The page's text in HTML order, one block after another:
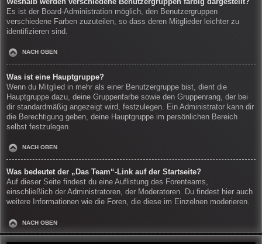
Es ist der Board-Administration möglich, den Benutzergruppen
verschiedene Farben zuzuteilen, so dass deren Mitglieder leichter zu
identifizieren sind.
NACH OBEN
Was ist eine Hauptgruppe?
Wenn du Mitglied in mehr als einer Benutzergruppe bist, dient die
Hauptgruppe dazu, deine Gruppenfarbe sowie den Gruppenrang, der bei
dir standardmäßig angezeigt wird, festzulegen. Ein Administrator kann dir
die Berechtigung geben, deine Hauptgruppe im persönlichen Bereich
selbst festzulegen.
NACH OBEN
Was bedeutet der „Das Team“-Link auf der Startseite?
Auf dieser Seite findest du eine Auflistung des Forenteams,
einschließlich der Administratoren, der Moderatoren. Du findest hier auch
weitere Informationen wie die Foren, die diese im Einzelnen moderieren.
NACH OBEN